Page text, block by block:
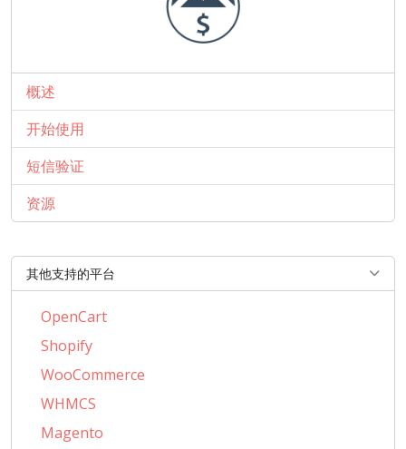
概述
开始使用
短信验证
资源
其他支持的平台
OpenCart
Shopify
WooCommerce
WHMCS
Magento